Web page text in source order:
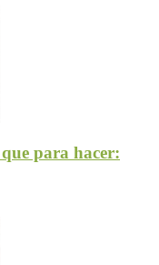
para hacer: